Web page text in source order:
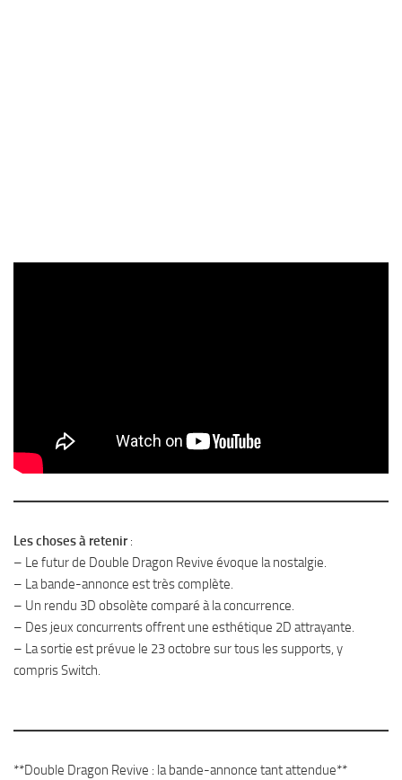
Les choses à retenir:
– Le futur de Double Dragon Revive évoque la nostalgie.
– La bande-annonce est très complète.
– Un rendu 3D obsolète comparé à la concurrence.
– Des jeux concurrents offrent une esthétique 2D attrayante.
– La sortie est prévue le 23 octobre sur tous les supports, y
compris Switch.
**Double Dragon Revive : la bande-annonce tant attendue**